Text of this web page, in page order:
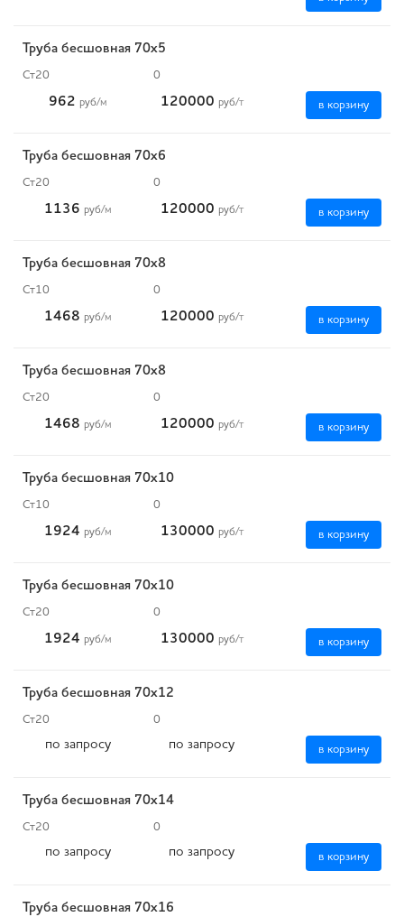
Труба бесшовная 70х5
Ст20 0
962 руб/м 120000 руб/т в корзину
Труба бесшовная 70х6
Ст20 0
1136 руб/м 120000 руб/т в корзину
Труба бесшовная 70х8
Ст10 0
1468 руб/м 120000 руб/т в корзину
Труба бесшовная 70х8
Ст20 0
1468 руб/м 120000 руб/т в корзину
Труба бесшовная 70х10
Ст10 0
1924 руб/м 130000 руб/т в корзину
Труба бесшовная 70х10
Ст20 0
1924 руб/м 130000 руб/т в корзину
Труба бесшовная 70х12
Ст20 0
по запросу по запросу в корзину
Труба бесшовная 70х14
Ст20 0
по запросу по запросу в корзину
Труба бесшовная 70х16